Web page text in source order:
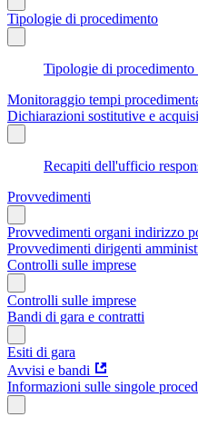
Tipologie di procedimento
Tipologie di
Monitoraggio tempi
Dichiarazioni sostitutive e
Recapiti dell'ufficio
Provvedimenti
Provvedimenti organi indirizzo
Provvedimenti dirigenti
Controlli sulle imprese
Controlli sulle imprese
Bandi di gara e contratti
Esiti di gara
Avvisi e bandi
Informazioni sulle singole